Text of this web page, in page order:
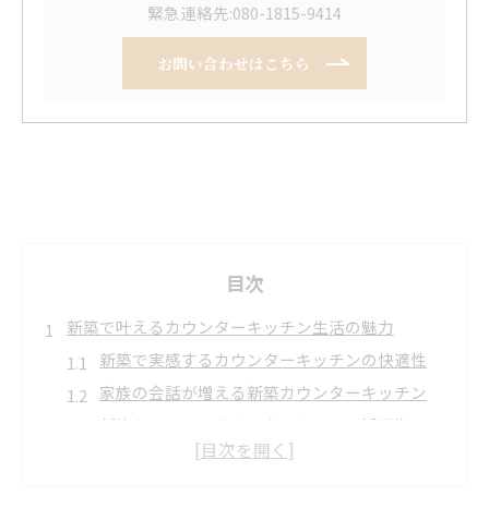
緊急連絡先:080-1815-9414
お問い合わせはこちら
目次
新築で叶えるカウンターキッチン生活の魅力
新築で実感するカウンターキッチンの快適性
家族の会話が増える新築カウンターキッチン
新築ならではのカウンターキッチン活用術
毎日が楽しくなる新築カウンターキッチン生活